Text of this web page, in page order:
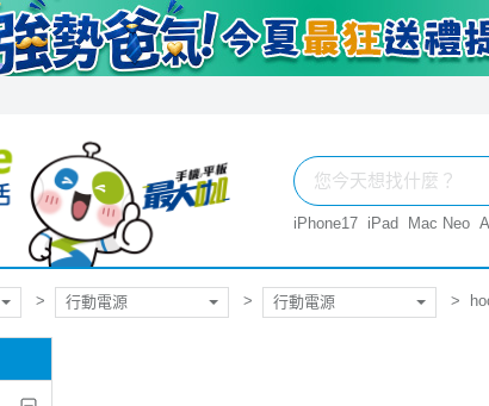
iPhone17 iPad Mac Neo
行動電源 行動電源